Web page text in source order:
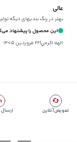
نوع شستشو
مناسب برای فصول
:
سایر توضیحات
:
برند :جوتی جینز
عالی
بهتر در رنگ بندیهای دیگه
این محصول را پیشنهاد
الهه اکرمي|۲۲ فروردین ۱۴۰۵
تعویض آنلاین ارسال ۲ ساعته